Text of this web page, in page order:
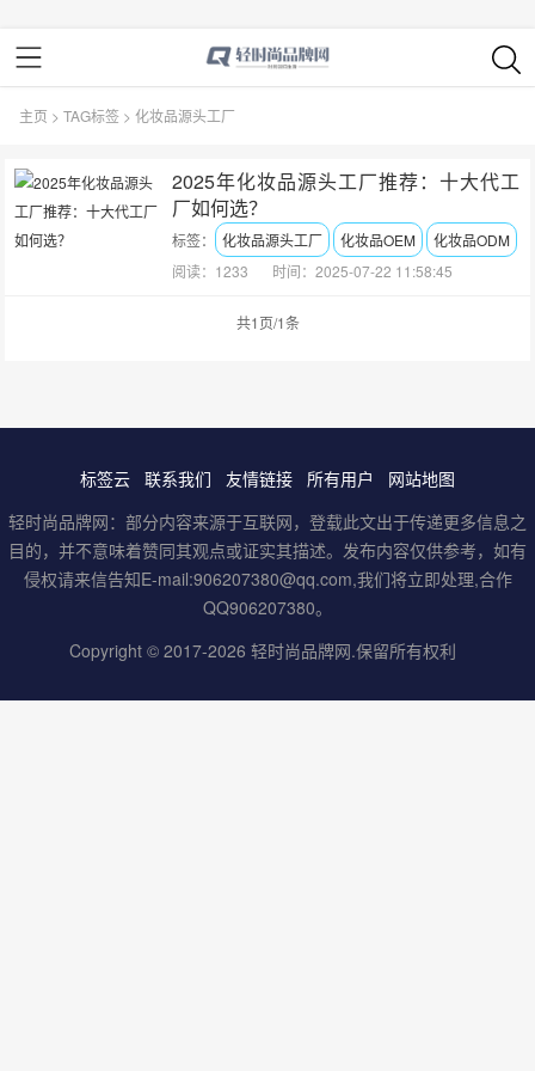
主页 >TAG标签 > 化妆品源头工厂
2025年化妆品源头工厂推荐：十大代工
厂如何选？
标签： 化妆品源头工厂 化妆品OEM
化妆品ODM
阅读：1233
时间：2025-07-22 11:58:45
共1页/1条
标签云 联系我们 友情链接 所有用户
网站地图
轻时尚品牌网：部分内容来源于互联网，登载此文出于传递更多信息之
目的，并不意味着赞同其观点或证实其描述。发布内容仅供参考，如有
侵权请来信告知E-mail:906207380@qq.com,我们将立即处理,合作
QQ906207380。
Copyright © 2017-2026 轻时尚品牌网.保留所有权利